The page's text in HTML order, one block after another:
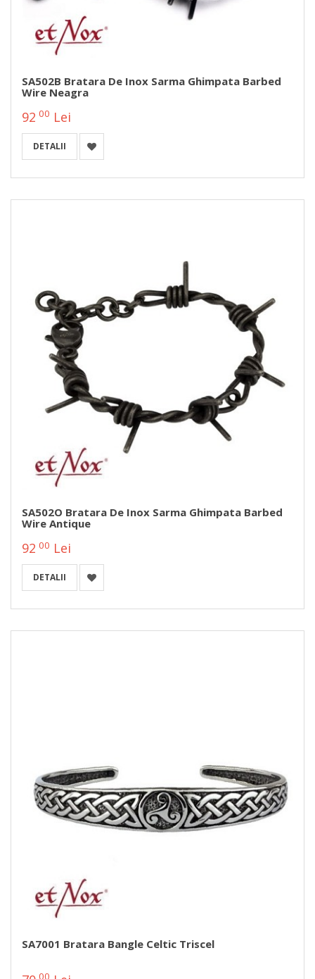
SA502B Bratara De Inox Sarma Ghimpata Barbed
Wire Neagra
92 00 Lei
DETALII
SA502O Bratara De Inox Sarma Ghimpata Barbed
Wire Antique
92 00 Lei
DETALII
SA7001 Bratara Bangle Celtic Triscel
00